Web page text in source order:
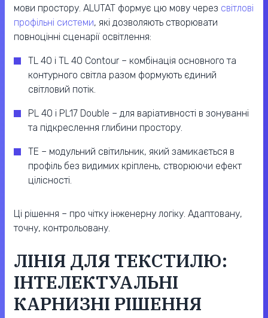
мови простору. ALUTAT формує цю мову через світлові
профільні системи, які дозволяють створювати
повноцінні сценарії освітлення:
TL 40 і TL 40 Contour – комбінація основного та
контурного світла разом формують єдиний
світловий потік.
PL 40 і PL17 Double – для варіативності в зонуванні
та підкреслення глибини простору.
TE – модульний світильник, який замикається в
профіль без видимих кріплень, створюючи ефект
цілісності.
Ці рішення – про чітку інженерну логіку. Адаптовану,
точну, контрольовану.
ЛІНІЯ ДЛЯ ТЕКСТИЛЮ:
ІНТЕЛЕКТУАЛЬНІ
КАРНИЗНІ РІШЕННЯ